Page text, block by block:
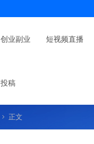
创业副业 短视频直播
投稿
正文